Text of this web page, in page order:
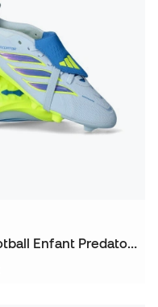
Chaussure de football Enfant Predator Elite FT FG